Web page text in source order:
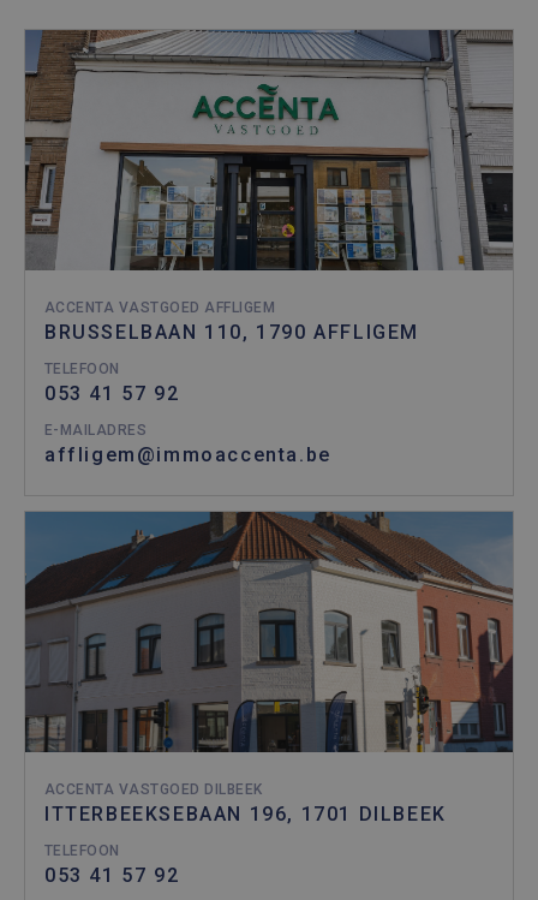
ACCENTA VASTGOED AFFLIGEM
BRUSSELBAAN 110, 1790 AFFLIGEM
TELEFOON
053 41 57 92
E-MAILADRES
affligem@immoaccenta.be
ACCENTA VASTGOED DILBEEK
ITTERBEEKSEBAAN 196, 1701 DILBEEK
TELEFOON
053 41 57 92